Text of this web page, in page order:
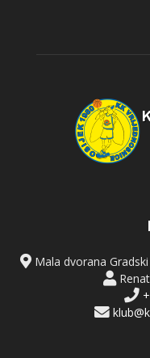
Mala dvorana